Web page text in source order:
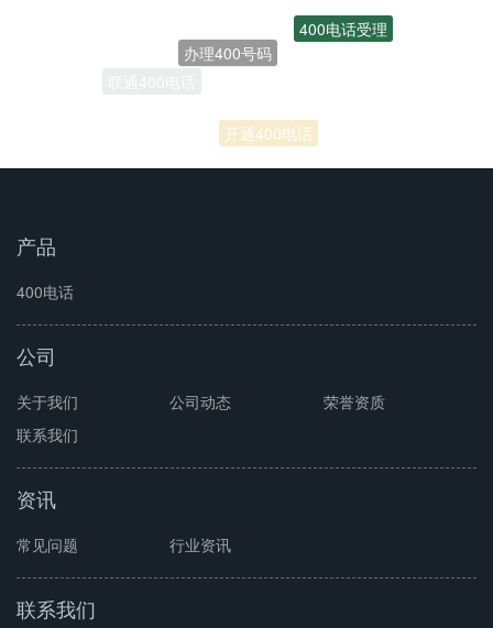
开通400电话
联通400电话
400电话受理
产品
400电话
公司
关于我们 公司动态
荣誉资质
联系我们
资讯
常见问题 行业资讯
联系我们